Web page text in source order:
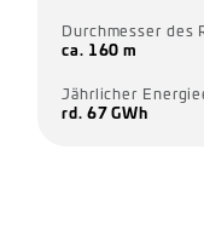
Durchmesser des
ca. 160 m
Jährlicher
rd. 67 GWh